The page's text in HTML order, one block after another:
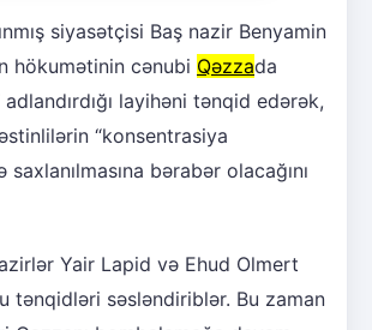
siyasətçisi Baş nazir Benyamin
hökumətinin cənubi Qəzzada
adlandırdığı layihəni tənqid edərək,
“konsentrasiya
saxlanılmasına bərabər olacağını
Yair Lapid və Ehud Olmert
tənqidləri səsləndiriblər. Bu zaman